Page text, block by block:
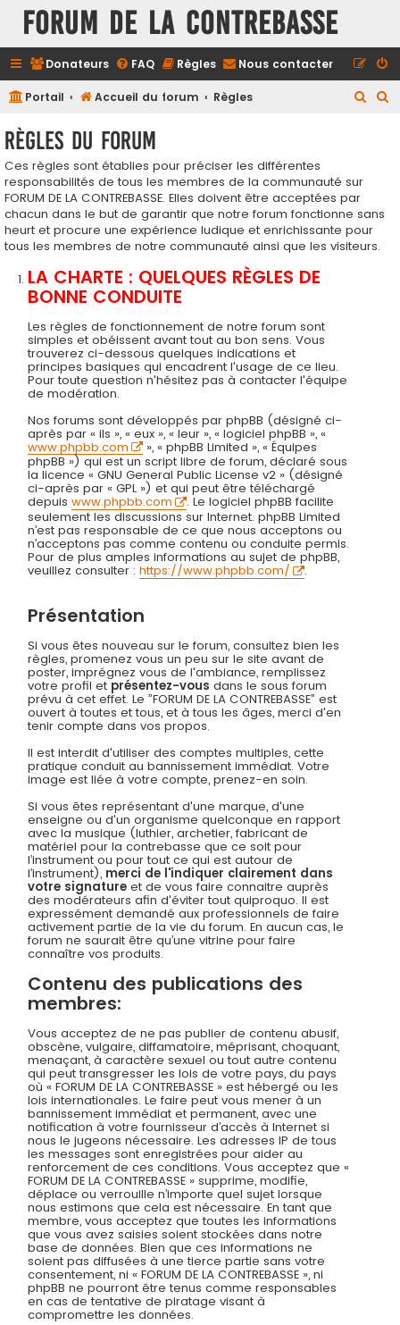
FORUM DE LA CONTREBASSE
Donateurs FAQ Règles Nous contacter
Portail Accueil du forum Règles
r
c
Règles du forum
Ces règles sont établies pour préciser les différentes
responsabilités de tous les membres de la communauté sur
FORUM DE LA CONTREBASSE. Elles doivent être acceptées par
chacun dans le but de garantir que notre forum fonctionne sans
heurt et procure une expérience ludique et enrichissante pour
tous les membres de notre communauté ainsi que les visiteurs.
LA CHARTE : QUELQUES RÈGLES DE
BONNE CONDUITE
Les règles de fonctionnement de notre forum sont
simples et obéissent avant tout au bon sens. Vous
trouverez ci-dessous quelques indications et
principes basiques qui encadrent l'usage de ce lieu.
Pour toute question n'hésitez pas à contacter l'équipe
de modération.
Nos forums sont développés par phpBB (désigné ci-
après par « ils », « eux », « leur », « logiciel phpBB », «
www.phpbb.com
», « phpBB Limited », « Équipes
phpBB ») qui est un script libre de forum, déclaré sous
la licence « GNU General Public License v2 » (désigné
ci-après par « GPL ») et qui peut être téléchargé
depuiswww.phpbb.com
. Le logiciel phpBB facilite
seulement les discussions sur Internet. phpBB Limited
n’est pas responsable de ce que nous acceptons ou
n’acceptons pas comme contenu ou conduite permis.
Pour de plus amples informations au sujet de phpBB,
veuillez consulter :https://www.phpbb.com/ .
Présentation
Si vous êtes nouveau sur le forum, consultez bien les
règles, promenez vous un peu sur le site avant de
poster, imprégnez vous de l'ambiance, remplissez
votre profil et présentez-vous dans le sous forum
prévu à cet effet. Le ”FORUM DE LA CONTREBASSE” est
ouvert à toutes et tous, et à tous les âges, merci d'en
tenir compte dans vos propos.
Il est interdit d'utiliser des comptes multiples, cette
pratique conduit au bannissement immédiat. Votre
image est liée à votre compte, prenez-en soin.
Si vous êtes représentant d'une marque, d'une
enseigne ou d'un organisme quelconque en rapport
avec la musique (luthier, archetier, fabricant de
matériel pour la contrebasse que ce soit pour
l’instrument ou pour tout ce qui est autour de
l’instrument), merci de l'indiquer clairement dans
votre signature et de vous faire connaitre auprès
des modérateurs afin d'éviter tout quiproquo. Il est
expressément demandé aux professionnels de faire
activement partie de la vie du forum. En aucun cas, le
forum ne saurait être qu’une vitrine pour faire
connaître vos produits.
Contenu des publications des
membres:
Vous acceptez de ne pas publier de contenu abusif,
obscène, vulgaire, diffamatoire, méprisant, choquant,
menaçant, à caractère sexuel ou tout autre contenu
qui peut transgresser les lois de votre pays, du pays
où « FORUM DE LA CONTREBASSE » est hébergé ou les
lois internationales. Le faire peut vous mener à un
bannissement immédiat et permanent, avec une
notification à votre fournisseur d’accès à Internet si
nous le jugeons nécessaire. Les adresses IP de tous
les messages sont enregistrées pour aider au
renforcement de ces conditions. Vous acceptez que «
FORUM DE LA CONTREBASSE » supprime, modifie,
déplace ou verrouille n’importe quel sujet lorsque
nous estimons que cela est nécessaire. En tant que
membre, vous acceptez que toutes les informations
que vous avez saisies soient stockées dans notre
base de données. Bien que ces informations ne
soient pas diffusées à une tierce partie sans votre
consentement, ni « FORUM DE LA CONTREBASSE », ni
phpBB ne pourront être tenus comme responsables
en cas de tentative de piratage visant à
compromettre les données.